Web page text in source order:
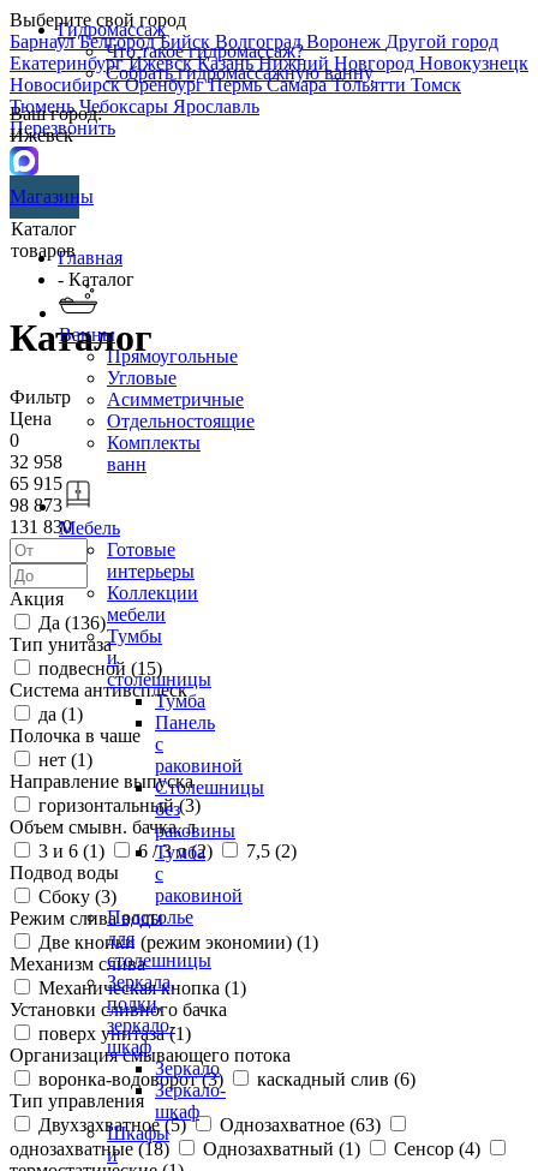
Выберите свой город
БарнаулБелгородБийск ВолгоградВоронеж Другой город
ЕкатеринбургИжевскКазаньНижний Новгород Новокузнецк
НовосибирскОренбургПермьСамараТольятти Томск
ТюменьЧебоксары Ярославль
Перезвонить
Гидромассаж
Что такое гидромассаж?
Собрать гидромассажную ванну
Ваш город:
Ижевск
Магазины
Каталог
товаров
Ванны
Прямоугольные
Угловые
Асимметричные
Отдельностоящие
Комплекты
ванн
Мебель
Готовые
интерьеры
Коллекции
мебели
Тумбы
и
столешницы
Тумба
Панель
с
раковиной
Столешницы
без
раковины
Тумба
с
раковиной
Подстолье
для
столешницы
Зеркала,
полки,
зеркало-
шкаф
Зеркало
Зеркало-
шкаф
Шкафы
и
Главная
- Каталог
Каталог
Фильтр
Цена
0
32 958
65 915
98 873
131 830
Акция
Да (136)
Тип унитаза
подвесной (15)
Система антивсплеск
да (1)
Полочка в чаше
нет (1)
Направление выпуска
горизонтальный (3)
Объем смывн. бачка, л
3 и 6 (1) 6 / 3 л (2) 7,5 (2)
Подвод воды
Сбоку (3)
Режим слива воды
Две кнопки (режим экономии) (1)
Механизм слива
Механическая кнопка (1)
Установки сливного бачка
поверх унитаза (1)
Организация смывающего потока
воронка-водоворот (3) каскадный слив (6)
Тип управления
Двухзахватное (5) Однозахватное (63)
однозахватные (18) Однозахватный (1) Сенсор (4)